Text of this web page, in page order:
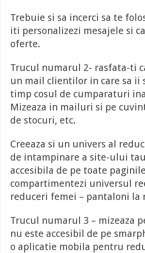
Trebuie si sa incerci sa te
iti personalizezi mesajele si
oferte.
Trucul numarul 2- rasfata-ti
un mail clientilor in care sa ii
timp cosul de cumparaturi
Mizeaza in mailuri si pe
de stocuri, etc.
Creeaza si un univers al
de intampinare a site-ului
accesibila de pe toate
compartimentezi universul
reduceri femei – pantaloni la
Trucul numarul 3 – mizeaza
nu este accesibil de pe
o aplicatie mobila pentru